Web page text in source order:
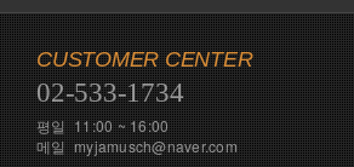
CUSTOMER CENTER
02-533-1734
평일 11:00 ~ 16:00
메일 myjamusch@naver.com